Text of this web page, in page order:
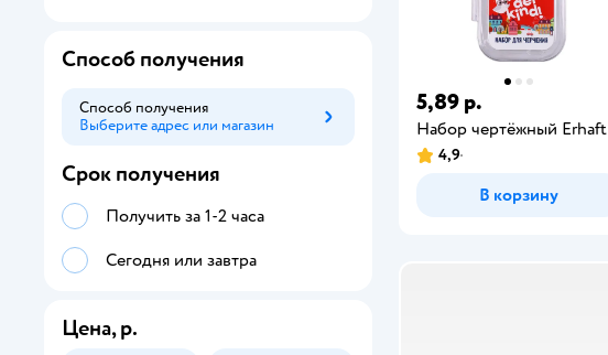
5,89 р.
Набор чертёжный Erhaft
4,9
В корзину
Способ получения
Способ получения
Выберите адрес или магазин
Способ получения
Срок получения
Получить за 1-2 часа
Сегодня или завтра
Цена, р.